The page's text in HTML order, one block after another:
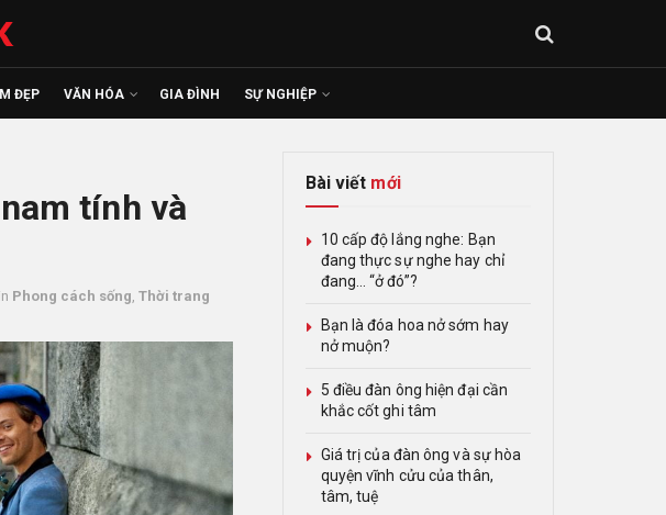
ĐẸP VĂN HÓA GIA ĐÌNH SỰ NGHIỆP
tính và
in Phong cách sống Thời trang
Bài viết mới
10 cấp độ lắng nghe: Bạn
đang thực sự nghe hay chỉ
đang… “ở đó”?
Bạn là đóa hoa nở sớm hay
nở muộn?
5 điều đàn ông hiện đại cần
khắc cốt ghi tâm
Giá trị của đàn ông và sự hòa
quyện vĩnh cửu của thân,
tâm, tuệ